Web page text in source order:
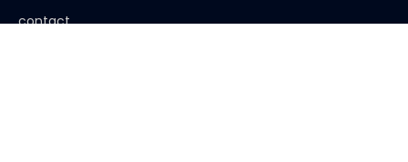
contact